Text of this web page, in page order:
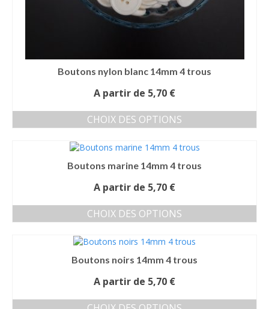
Boutons nylon blanc 14mm 4 trous
A partir de 5,70 €
CHOIX DES OPTIONS
produit
plusieurs
Les
options
peuvent
choisies
la
page
du
produit
Boutons marine 14mm 4 trous
A partir de 5,70 €
CHOIX DES OPTIONS
produit
plusieurs
variations.
Les
options
Boutons noirs 14mm 4 trous
A partir de 5,70 €